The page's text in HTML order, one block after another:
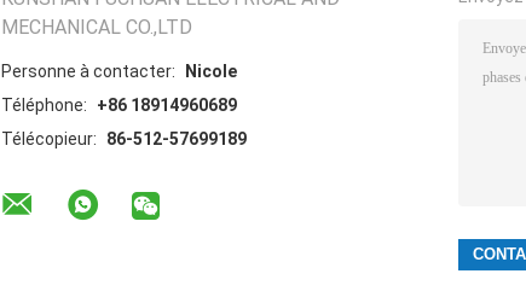
MECHANICAL CO.,LTD
Personne à contacter:
Nicole
Téléphone:
+86 18914960689
Télécopieur:
86-512-57699189